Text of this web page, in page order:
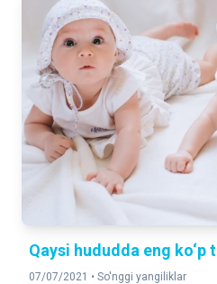
Qaysi hududda eng ko‘p
07/07/2021 • So'nggi yangiliklar